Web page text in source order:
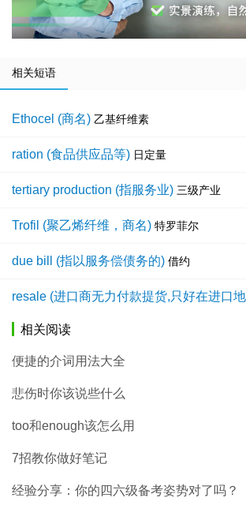
相关短语
Ethocel (商名) 乙基纤维素
ration (食品供应品等) 日定量
tertiary production (指服务业) 三级产业
Trofil (聚乙烯纤维，商名) 特罗菲尔
due bill (指以服务偿债务的) 借约
resale (进口商无力付款提货,只好在进口
相关阅读
便捷的介词用法大全
悲伤时你该说些什么
too和enough该怎么用
7招教你做好笔记
经验分享：你的四六级备考姿势对了吗？